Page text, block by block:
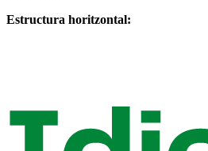
Estructura horitzontal: